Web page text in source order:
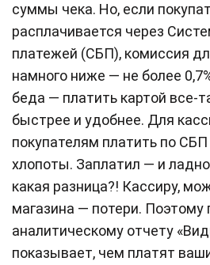
суммы чека. Но, если
расплачивается через
платежей (СБП), комиссия
намного ниже — не более
беда — платить картой все-
быстрее и удобнее. Для
покупателям платить по
хлопоты. Заплатил — и
какая разница?! Кассиру,
магазина — потери. Поэтому
аналитическому отчету
показывает, чем платят